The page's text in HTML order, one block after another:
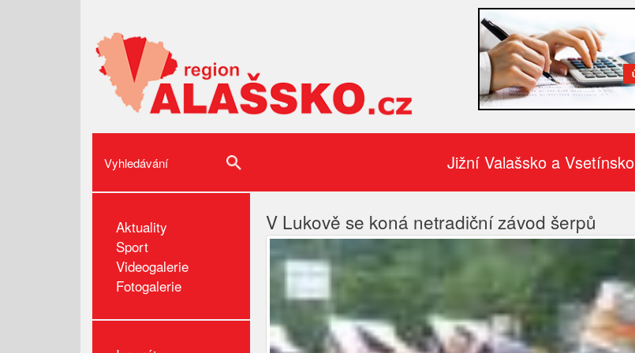
Jižní Valašsko a Vsetínsko
Aktuality
Sport
Videogalerie
Fotogalerie
V Lukově se koná netradiční závod šerpů